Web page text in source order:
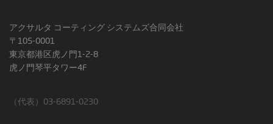
アクサルタ コーティング システムズ合同会社
〒105-0001
東京都港区虎ノ門1-2-8
虎ノ門琴平タワー4F
（代表）03-6891-0230